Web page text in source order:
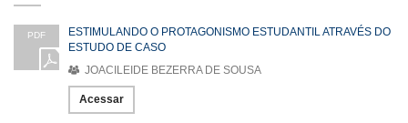
PDF
ESTIMULANDO O PROTAGONISMO ESTUDANTIL ATRAVÉS DO
ESTUDO DE CASO
JOACILEIDE BEZERRA DE SOUSA
Acessar